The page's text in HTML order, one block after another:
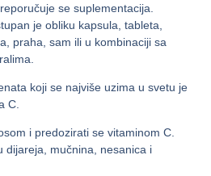
se suplementacija.
je obliku kapsula, tableta,
praha, sam ili u kombinaciji sa
koji se najviše uzima u svetu je
C.
i predozirati se vitaminom C.
dijareja, mučnina, nesanica i